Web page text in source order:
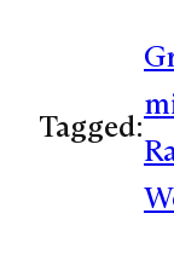
Tagged: